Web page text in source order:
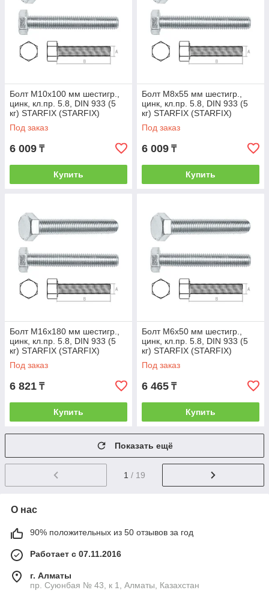
Болт М10х100 мм шестигр.,
цинк, кл.пр. 5.8, DIN 933 (5
кг) STARFIX (STARFIX)
(SMV1-17553-5)
Под заказ
6 009 ₸
Купить
Болт М8х55 мм шестигр.,
цинк, кл.пр. 5.8, DIN 933 (5
кг) STARFIX (STARFIX)
(SMV1-15508-5)
Под заказ
6 009 ₸
Купить
Болт М16х180 мм шестигр.,
цинк, кл.пр. 5.8, DIN 933 (5
кг) STARFIX (STARFIX)
(SMV1-23633-5)
Под заказ
6 821 ₸
Купить
Болт М6х50 мм шестигр.,
цинк, кл.пр. 5.8, DIN 933 (5
кг) STARFIX (STARFIX)
(SMV1-13503-5)
Под заказ
6 465 ₸
Купить
Показать ещё
1 / 19
О нас
90% положительных из 50 отзывов за год
Работает с 07.11.2016
г. Алматы
пр. Суюнбая № 43, к 1, Алматы, Казахстан